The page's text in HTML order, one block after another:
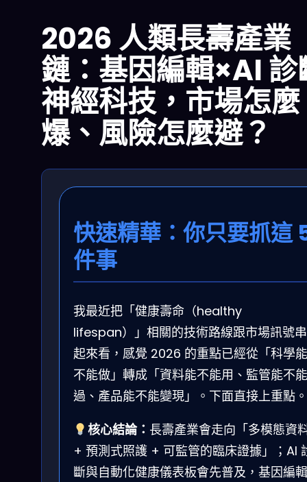
2026 人類長壽產業
鏈：基因編輯×AI
神經科技，市場怎麼
爆、風險怎麼避？
快速精華：你只要抓這
件事
我最近把「健康壽命（healthy
lifespan）」相關的技術路線跟市場訊號串
起來看，感覺 2026 的重點已經從「科學能
不能做」轉成「資料能不能用、監管能不能
過、產品能不能變現」。下面直接上重點。
核心結論： 長壽產業會走向「多模態資
+ 預測式照護 + 可監管的臨床證據」；AI
斷與自動化健康儀表板會先普及，基因編輯